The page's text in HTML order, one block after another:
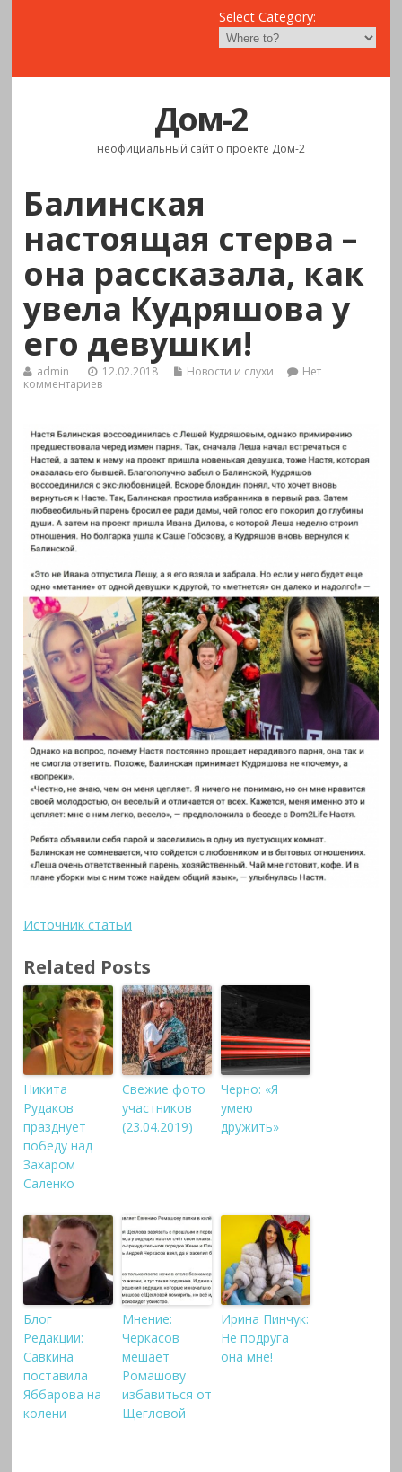
Select Category:
Дом-2
неофициальный сайт о проекте Дом-2
Балинская
настоящая стерва –
она рассказала, как
увела Кудряшова у
его девушки!
admin 12.02.2018 Новости и слухи
Нет
комментариев
Источник статьи
Related Posts
Никита
Рудаков
празднует
победу над
Захаром
Саленко
Свежие фото
участников
(23.04.2019)
Черно: «Я
умею
дружить»
Блог
Редакции:
Савкина
поставила
Яббарова на
колени
Мнение:
Черкасов
мешает
Ромашову
избавиться от
Щегловой
Ирина Пинчук:
Не подруга
она мне!